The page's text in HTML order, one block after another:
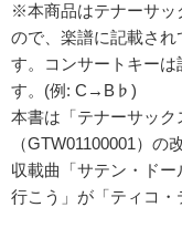
※本商品はテナーサッ
ので、楽譜に記載さ
す。コンサートキーは
す。(例: C→B♭)
本書は「テナーサック
（GTW01100001）の
収載曲「サテン・ド
行こう」が「ティコ・